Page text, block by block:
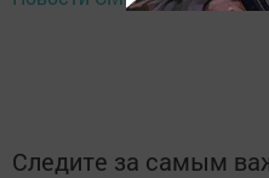
Следите за самым